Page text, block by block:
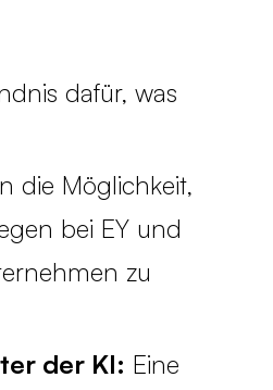
dafür, was
die Möglichkeit,
bei EY und
zu
der KI: Eine